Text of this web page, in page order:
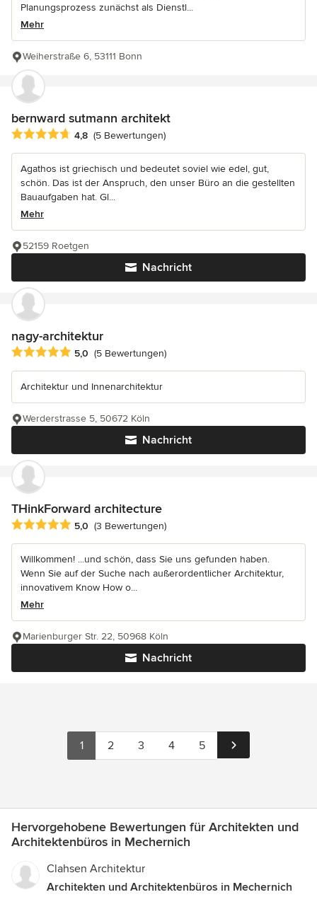
Planungsprozess zunächst als Dienstl...
Mehr
Weiherstraße 6, 53111 Bonn
bernward sutmann architekt
Durchschnittliche Bewertung: 4.8 von 5 Sternen
4,8 (5 Bewertungen)
Agathos ist griechisch und bedeutet soviel wie edel, gut,
schön. Das ist der Anspruch, den unser Büro an die gestellten
Bauaufgaben hat. Gl...
Mehr
Nachricht
52159 Roetgen
nagy-architektur
Durchschnittliche Bewertung: 5 von 5 Sternen
5,0 (5 Bewertungen)
Architektur und Innenarchitektur
Nachricht
Werderstrasse 5, 50672 Köln
THinkForward architecture
Durchschnittliche Bewertung: 5 von 5 Sternen
5,0 (3 Bewertungen)
Willkommen! ...und schön, dass Sie uns gefunden haben.
Wenn Sie auf der Suche nach außerordentlicher Architektur,
innovativem Know How o...
Mehr
Nachricht
Marienburger Str. 22, 50968 Köln
1 2 3 4 5
Hervorgehobene Bewertungen für Architekten und
Architektenbüros in Mechernich
Clahsen Architektur
Architekten und Architektenbüros in Mechernich